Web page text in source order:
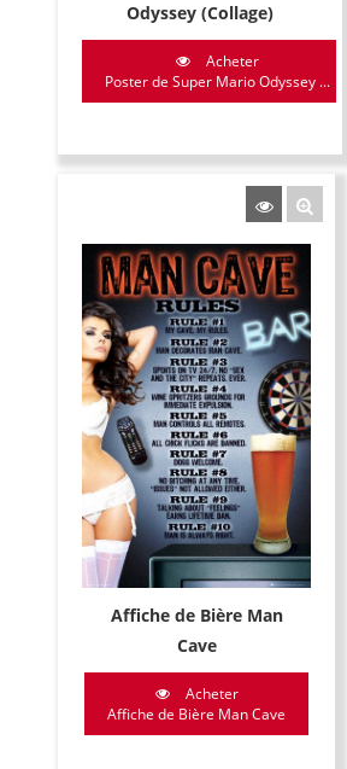
Odyssey (Collage)
Acheter
Poster de Super Mario Odyssey ...
Affiche de Bière Man
Cave
Acheter
Affiche de Bière Man Cave